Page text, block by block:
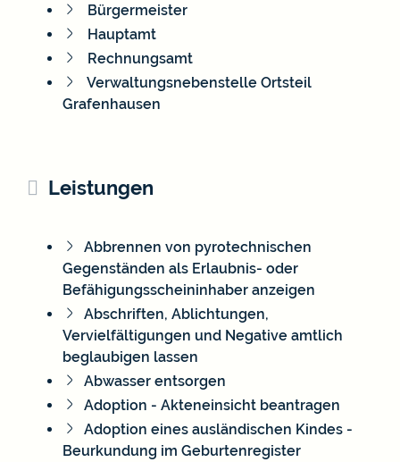
Bürgermeister
Hauptamt
Rechnungsamt
Verwaltungsnebenstelle Ortsteil
Grafenhausen
Leistungen
Abbrennen von pyrotechnischen
Gegenständen als Erlaubnis- oder
Befähigungsscheininhaber anzeigen
Abschriften, Ablichtungen,
Vervielfältigungen und Negative amtlich
beglaubigen lassen
Abwasser entsorgen
Adoption - Akteneinsicht beantragen
Adoption eines ausländischen Kindes -
Beurkundung im Geburtenregister